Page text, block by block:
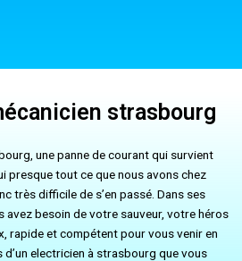
strasbourg
une panne de courant qui survient
presque tout ce que nous avons chez
très difficile de s’en passé. Dans ses
avez besoin de votre sauveur, votre héros
rapide et compétent pour vous venir en
electricien à strasbourg que vous